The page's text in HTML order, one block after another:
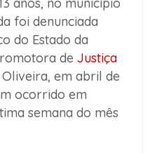
anos, no município
foi denunciada
do Estado da
de Justiça
em abril de
ocorrido em
semana do mês